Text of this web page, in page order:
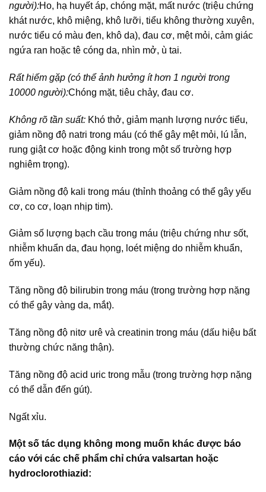
người):Ho, hạ huyết áp, chóng mặt, mất nước (triệu chứng
khát nước, khô miệng, khô lưỡi, tiểu không thường xuyên,
nước tiểu có màu đen, khô da), đau cơ, mệt mỏi, cảm giác
ngứa ran hoặc tê cóng da, nhìn mở, ù tai.
Rất hiếm gặp (có thể ảnh hưởng ít hơn 1 người trong
10000 người):Chóng mặt, tiêu chảy, đau cơ.
Không rõ tần suất: Khó thở, giảm mạnh lượng nước tiểu,
giảm nồng độ natri trong máu (có thể gây mệt mỏi, lú lẫn,
rung giật cơ hoặc động kinh trong một số trường hợp
nghiêm trọng).
Giảm nồng độ kali trong máu (thỉnh thoảng có thể gây yếu
cơ, co cơ, loạn nhịp tim).
Giảm số lượng bạch cầu trong máu (triệu chứng như sốt,
nhiễm khuẩn da, đau họng, loét miệng do nhiễm khuẩn,
ốm yếu).
Tăng nồng độ bilirubin trong máu (trong trường hợp nặng
có thể gây vàng da, mắt).
Tăng nồng độ nitơ urê và creatinin trong máu (dấu hiệu bất
thường chức năng thận).
Tăng nồng độ acid uric trong mẫu (trong trường hợp nặng
có thể dẫn đến gút).
Ngất xỉu.
Một số tác dụng không mong muốn khác được báo
cáo với các chế phẩm chỉ chứa valsartan hoặc
hydroclorothiazid: